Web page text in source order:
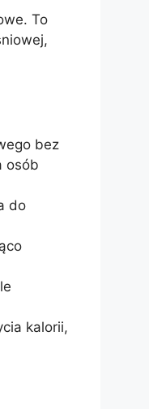
To
bez
osób
do
kalorii,